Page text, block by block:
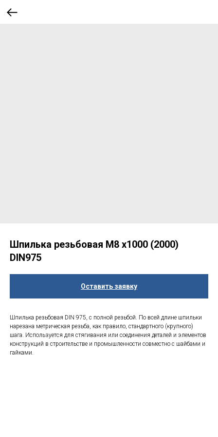
Шпилька резьбовая М8 х1000 (2000)
DIN975
Оставить заявку
Шпилька резьбовая DIN 975, с полной резьбой. По всей длине шпильки
нарезана метрическая резьба, как правило, стандартного (крупного)
шага. Используется для стягивания или соединения деталей и элементов
конструкций в строительстве и промышленности совместно с шайбами и
гайками.